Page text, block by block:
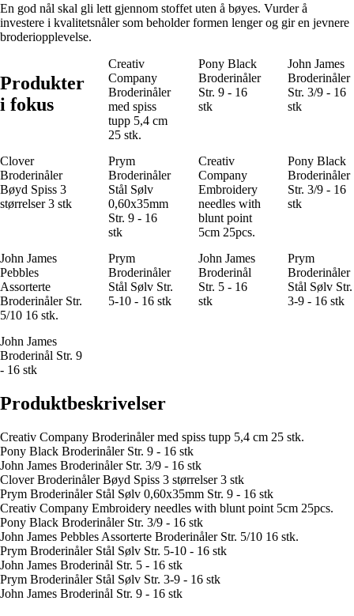
En god nål skal gli lett gjennom stoffet uten å bøyes. Vurder å
investere i kvalitetsnåler som beholder formen lenger og gir en jevnere
broderiopplevelse.
Produkter
i fokus
Creativ
Company
Broderinåler
med spiss
tupp 5,4 cm
25 stk.
Pony Black
Broderinåler
Str. 9 - 16
stk
John James
Broderinåler
Str. 3/9 - 16
stk
Clover
Broderinåler
Bøyd Spiss 3
størrelser 3 stk
Prym
Broderinåler
Stål Sølv
0,60x35mm
Str. 9 - 16
stk
Creativ
Company
Embroidery
needles with
blunt point
5cm 25pcs.
Pony Black
Broderinåler
Str. 3/9 - 16
stk
John James
Pebbles
Assorterte
Broderinåler Str.
5/10 16 stk.
Prym
Broderinåler
Stål Sølv Str.
5-10 - 16 stk
John James
Broderinål
Str. 5 - 16
stk
Prym
Broderinåler
Stål Sølv Str.
3-9 - 16 stk
John James
Broderinål Str. 9
- 16 stk
Produktbeskrivelser
Creativ Company Broderinåler med spiss tupp 5,4 cm 25 stk.
Pony Black Broderinåler Str. 9 - 16 stk
John James Broderinåler Str. 3/9 - 16 stk
Clover Broderinåler Bøyd Spiss 3 størrelser 3 stk
Prym Broderinåler Stål Sølv 0,60x35mm Str. 9 - 16 stk
Creativ Company Embroidery needles with blunt point 5cm 25pcs.
Pony Black Broderinåler Str. 3/9 - 16 stk
John James Pebbles Assorterte Broderinåler Str. 5/10 16 stk.
Prym Broderinåler Stål Sølv Str. 5-10 - 16 stk
John James Broderinål Str. 5 - 16 stk
Prym Broderinåler Stål Sølv Str. 3-9 - 16 stk
John James Broderinål Str. 9 - 16 stk